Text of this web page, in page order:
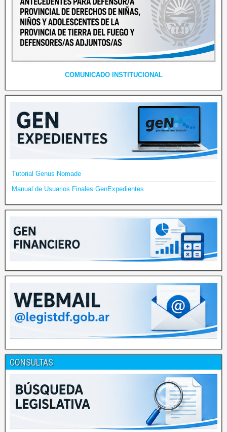
COMUNICADO INSTITUCIONAL
Tutorial Genus Nomade
Manual de Usuarios Finales GenExpedientes
CONSULTAS